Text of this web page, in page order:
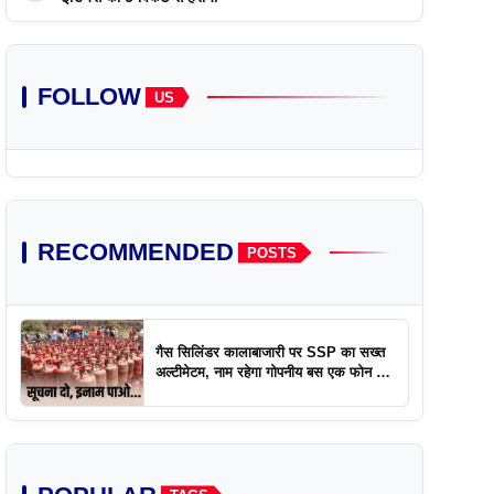
FOLLOW US
RECOMMENDED POSTS
गैस सिलिंडर कालाबाजारी पर SSP का सख्त
अल्टीमेटम, नाम रहेगा गोपनीय बस एक फोन पर